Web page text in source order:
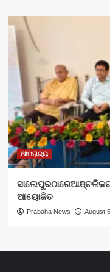
ଆମରାଜ୍ୟ
ଆୟୋଜିତ
Prabaha News August